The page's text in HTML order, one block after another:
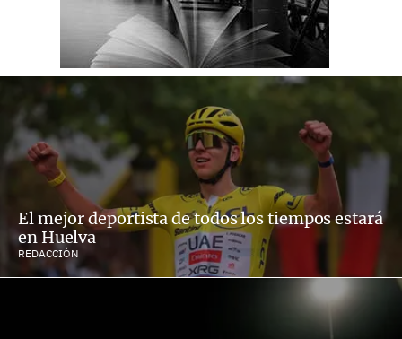
El mejor deportista de todos los tiempos estará
en Huelva
REDACCIÓN